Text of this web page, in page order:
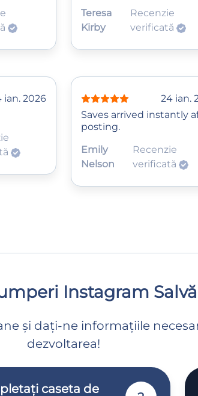
Teresa
Kirby
Recenzie
verificată
ian. 2026
24 ian.
Saves arrived instantly
posting.
Emily
Nelson
Recenzie
verificată
Instagram
și dați-ne informațiile
dezvoltarea!
caseta de